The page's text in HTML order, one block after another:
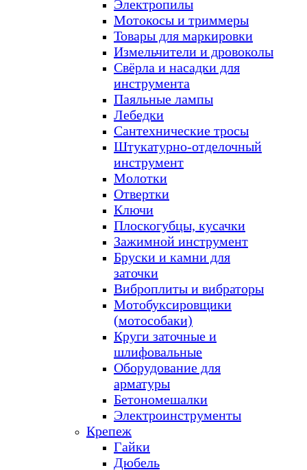
Электропилы
Мотокосы и триммеры
Товары для маркировки
Измельчители и дровоколы
Свёрла и насадки для
инструмента
Паяльные лампы
Лебедки
Сантехнические тросы
Штукатурно-отделочный
инструмент
Молотки
Отвертки
Ключи
Плоскогубцы, кусачки
Зажимной инструмент
Бруски и камни для
заточки
Виброплиты и вибраторы
Мотобуксировщики
(мотособаки)
Круги заточные и
шлифовальные
Оборудование для
арматуры
Бетономешалки
Электроинструменты
Крепеж
Гайки
Дюбель